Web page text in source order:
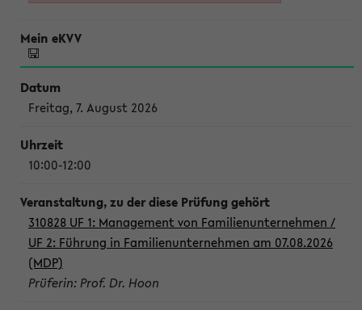
Freitag, 7. August 2026
10:00-12:00
310828 UF 1: Management von Familienunternehmen /
UF 2: Führung in Familienunternehmen am 07.08.2026
(MDP)
Prüferin: Prof. Dr. Hoon